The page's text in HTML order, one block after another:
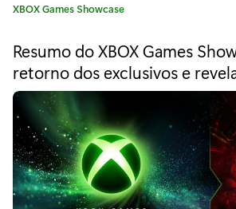
o
t
C
e
g
o
a
:
XBOX Games Showcase
Resumo do XBOX Games
retorno dos exclusivos e